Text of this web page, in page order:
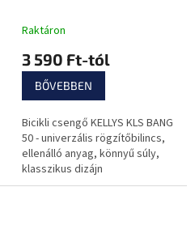
Raktáron
3 590 Ft-tól
BŐVEBBEN
Bicikli csengő KELLYS KLS BANG
50 - univerzális rögzítőbilincs,
ellenálló anyag, könnyű súly,
klasszikus dizájn